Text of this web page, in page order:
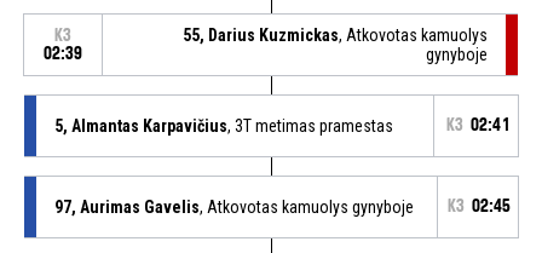
K3
02:39
55, Darius Kuzmickas, Atkovotas kamuolys
gynyboje
5, Almantas Karpavičius, 3T metimas pramestas K3 02:41
97, Aurimas Gavelis, Atkovotas kamuolys gynyboje K3 02:45